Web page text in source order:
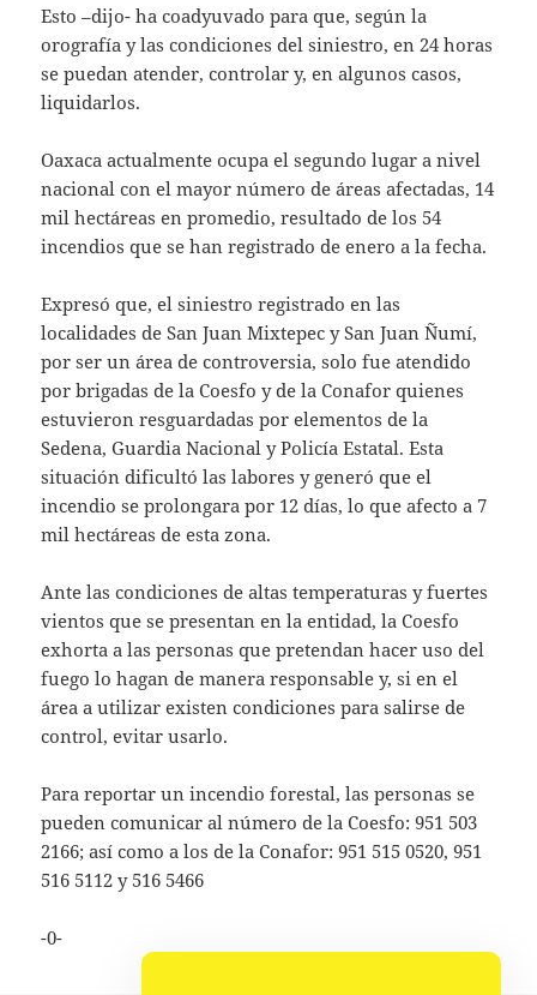
Esto –dijo- ha coadyuvado para que, según la
orografía y las condiciones del siniestro, en 24 horas
se puedan atender, controlar y, en algunos casos,
liquidarlos.
Oaxaca actualmente ocupa el segundo lugar a nivel
nacional con el mayor número de áreas afectadas, 14
mil hectáreas en promedio, resultado de los 54
incendios que se han registrado de enero a la fecha.
Expresó que, el siniestro registrado en las
localidades de San Juan Mixtepec y San Juan Ñumí,
por ser un área de controversia, solo fue atendido
por brigadas de la Coesfo y de la Conafor quienes
estuvieron resguardadas por elementos de la
Sedena, Guardia Nacional y Policía Estatal. Esta
situación dificultó las labores y generó que el
incendio se prolongara por 12 días, lo que afecto a 7
mil hectáreas de esta zona.
Ante las condiciones de altas temperaturas y fuertes
vientos que se presentan en la entidad, la Coesfo
exhorta a las personas que pretendan hacer uso del
fuego lo hagan de manera responsable y, si en el
área a utilizar existen condiciones para salirse de
control, evitar usarlo.
Para reportar un incendio forestal, las personas se
pueden comunicar al número de la Coesfo: 951 503
2166; así como a los de la Conafor: 951 515 0520, 951
516 5112 y 516 5466
-0-